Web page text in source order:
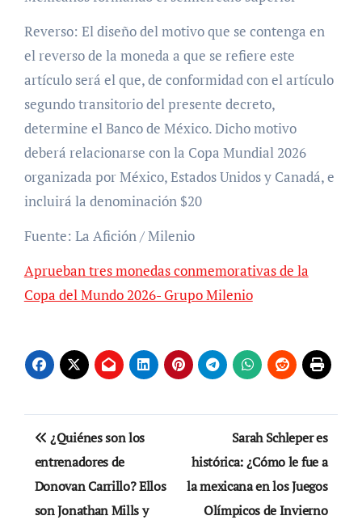
Reverso: El diseño del motivo que se contenga en
el reverso de la moneda a que se refiere este
artículo será el que, de conformidad con el artículo
segundo transitorio del presente decreto,
determine el Banco de México. Dicho motivo
deberá relacionarse con la Copa Mundial 2026
organizada por México, Estados Unidos y Canadá, e
incluirá la denominación $20
Fuente: La Afición / Milenio
Aprueban tres monedas conmemorativas de la
Copa del Mundo 2026- Grupo Milenio
Navegación
de
entradas
¿Quiénes son los
entrenadores de
Donovan Carrillo? Ellos
son Jonathan Mills y
Sarah Schleper es
histórica: ¿Cómo le fue a
la mexicana en los Juegos
Olímpicos de Invierno